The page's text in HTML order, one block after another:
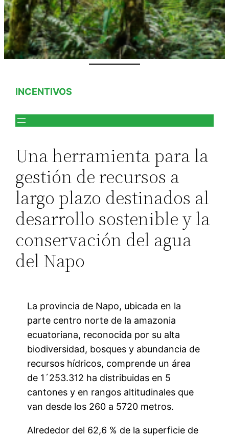
INCENTIVOS
Una herramienta para la
gestión de recursos a
largo plazo destinados al
desarrollo sostenible y la
conservación del agua
del Napo
La provincia de Napo, ubicada en la
parte centro norte de la amazonia
ecuatoriana, reconocida por su alta
biodiversidad, bosques y abundancia de
recursos hídricos, comprende un área
de 1´253.312 ha distribuidas en 5
cantones y en rangos altitudinales que
van desde los 260 a 5720 metros.
Alrededor del 62,6 % de la superficie de